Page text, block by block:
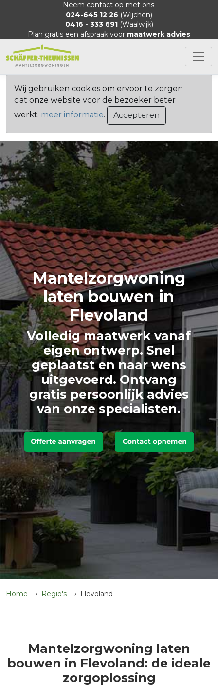
Neem contact op met ons:
024-645 12 26 (Wijchen)
0416 - 333 691(Waalwijk)
Plan gratis een afspraak voor maatwerk advies
Wij gebruiken cookies om ervoor te zorgen
dat onze website voor de bezoeker beter
werkt. meer informatie. Accepteren
Mantelzorgwoning
laten bouwen in
Flevoland
Volledig maatwerk vanaf
eigen ontwerp. Snel
geplaatst en naar wens
uitgevoerd. Ontvang
gratis persoonlijk advies
van onze specialisten.
Home Regio's Flevoland
Mantelzorgwoning laten
bouwen in Flevoland: de ideale
zorgoplossing